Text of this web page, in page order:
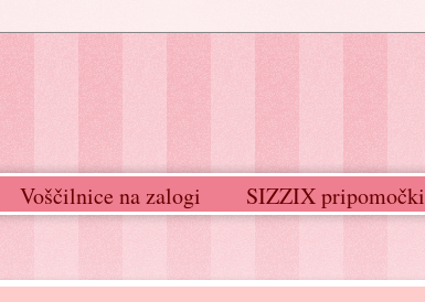
Voščilnice na zalogi SIZZIX pripomočki